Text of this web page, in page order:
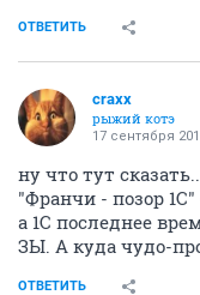
ОТВЕТИТЬ
craxx
рыжий котэ
17 сентября
ну что тут
"Франчи - позор 1С"
а 1С последнее
ЗЫ. А куда чудо-
ОТВЕТИТЬ